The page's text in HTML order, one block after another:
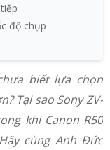
độ chụp
kiểm soát khung
- Đâu là máy ảnh
biết lựa chọn
Tại sao Sony ZV-
khi Canon R50
cùng Anh Đức